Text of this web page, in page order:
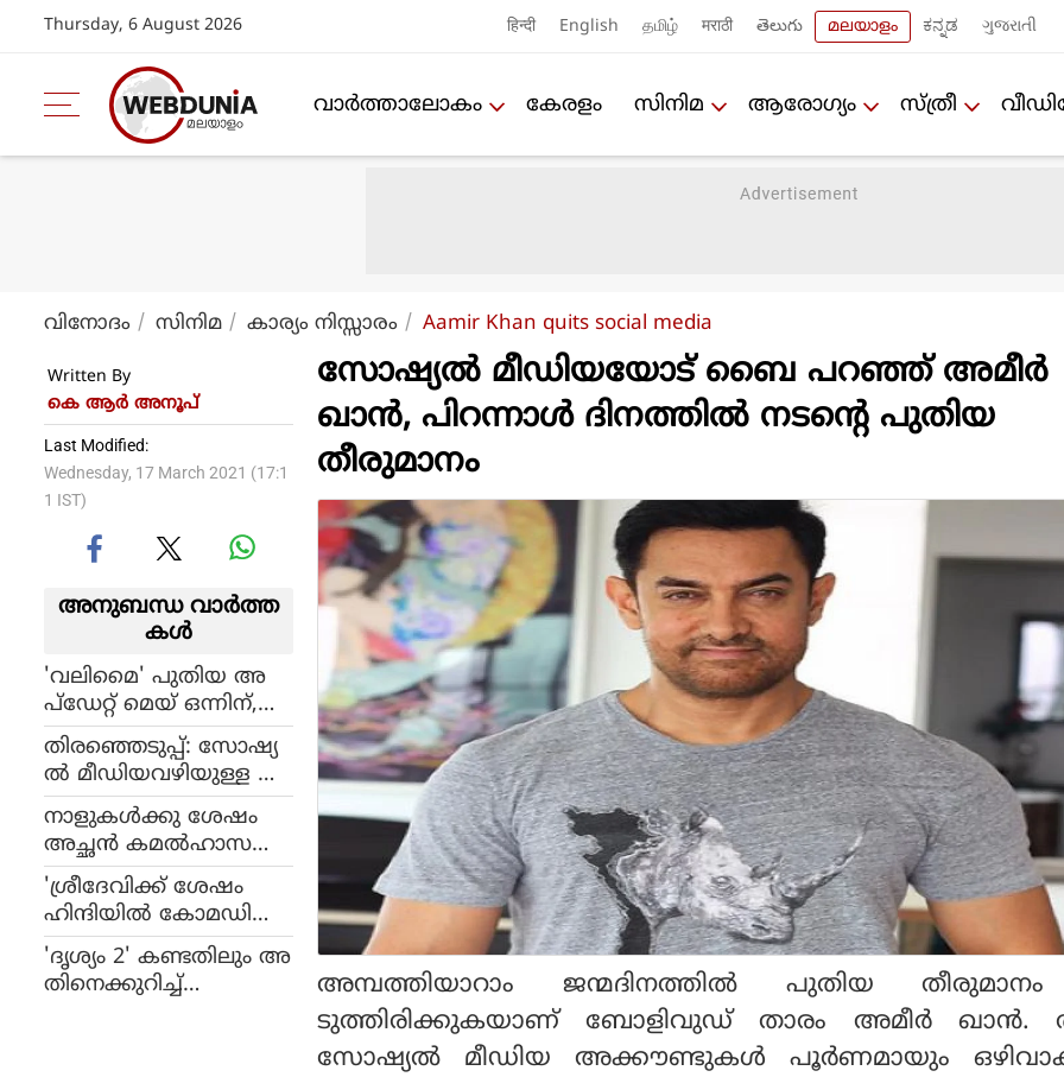
Thursday, 6 August 2026 हिन्दी English தமிழ் मराठी తెలుగు മലയാളം ಕನ್ನಡ ગુજરાતી
വാര്‍ത്താലോകം കേരളം സിനിമ ആരോഗ്യം സ്ത്രീ
വിനോദം സിനിമ കാര്യം നിസ്സാരം Aamir Khan quits social media
Written By
കെ ആര്‍ അനൂപ്
Last Modified:
Wednesday, 17 March 2021 (17:1
1 IST)
അനുബന്ധ വാര്‍ത്ത
കള്‍
'വലിമൈ' പുതിയ അ
പ്‌ഡേറ്റ് മെയ് ഒന്നിന്,
പുതിയ വിശേഷങ്ങ
ളുമായി നിര്‍മ്മാതാവ്
ബോണി കപൂര്‍
തിരഞ്ഞെടുപ്പ്: സോഷ്യ
ല്‍ മീഡിയവഴിയുള്ള അ
നധികൃത പരസ്യങ്ങ
ള്‍ക്കെതിരെ നിരീക്ഷ
ണം തിരഞ്ഞെടുപ്പ് ക
മ്മീഷന്‍ ശക്തമാക്കി
നാളുകള്‍ക്കു ശേഷം
അച്ഛന്‍ കമല്‍ഹാസനെ
നേരില്‍ കണ്ട് ശ്രുതി,
ചിത്രങ്ങള്‍ സോഷ്യല്‍
മീഡിയയില്‍ ശ്രദ്ധ
നേടുന്നു
'ശ്രീദേവിക്ക് ശേഷം
ഹിന്ദിയില്‍ കോമഡി
ചെയ്യുന്ന ഒരേയൊരു ന
ടി', വീണ്ടും സ്വയം പുക
ഴ്ത്തി കങ്കണ
'ദൃശ്യം 2' കണ്ടതിലും അ
തിനെക്കുറിച്ച്
സോഷ്യല്‍ മീഡിയയോട് ബൈ പറഞ്ഞ് അമീര്‍
ഖാന്‍, പിറന്നാള്‍ ദിനത്തില്‍ നടന്റെ പുതിയ
തീരുമാനം
അമ്പത്തിയാറാം ജന്മദിനത്തില്‍ പുതിയ
ടുത്തിരിക്കുകയാണ് ബോളിവുഡ് താരം അമീര്‍ ഖാന്‍.
സോഷ്യല്‍ മീഡിയ അക്കൗണ്ടുകള്‍ പൂര്‍ണമായും